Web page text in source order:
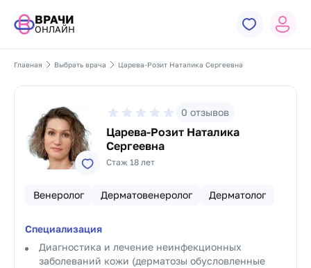
ВРАЧИ
ОНЛАЙН
Главная Выбрать врача Царева-Розит Наталика Сергеевна
0 отзывов
Царева-Розит Наталика
Сергеевна
Стаж 18 лет
Венеролог Дерматовенеролог Дерматолог
Специализация
Диагностика и лечение неинфекционных
заболеваний кожи (дерматозы обусловленные